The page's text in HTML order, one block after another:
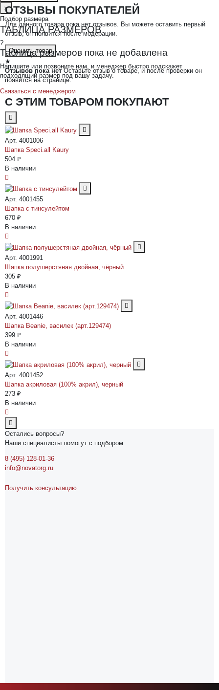
ОТЗЫВЫ ПОКУПАТЕЛЕЙ
Для данного товара пока нет отзывов. Вы можете оставить первый
отзыв, он появится после модерации.
Оценить товар
★
Отзывов пока нет Оставьте отзыв о товаре, и после проверки он
появится на странице.
×
Подбор размера
ТАБЛИЦА РАЗМЕРОВ
?
Таблица размеров пока не добавлена
Напишите или позвоните нам, и менеджер быстро подскажет
подходящий размер под вашу задачу.
Связаться с менеджером
С ЭТИМ ТОВАРОМ ПОКУПАЮТ
Арт. 4001006
Шапка Speci.all Kaury
504 ₽
В наличии
Арт. 4001455
Шапка с тинсулейтом
670 ₽
В наличии
Арт. 4001991
Шапка полушерстяная двойная, чёрный
305 ₽
В наличии
Арт. 4001446
Шапка Beanie, василек (арт.129474)
399 ₽
В наличии
Арт. 4001452
Шапка акриловая (100% акрил), черный
273 ₽
В наличии
Остались вопросы?
Наши специалисты помогут с подбором
8 (495) 128-01-36
info@novatorg.ru
Получить консультацию